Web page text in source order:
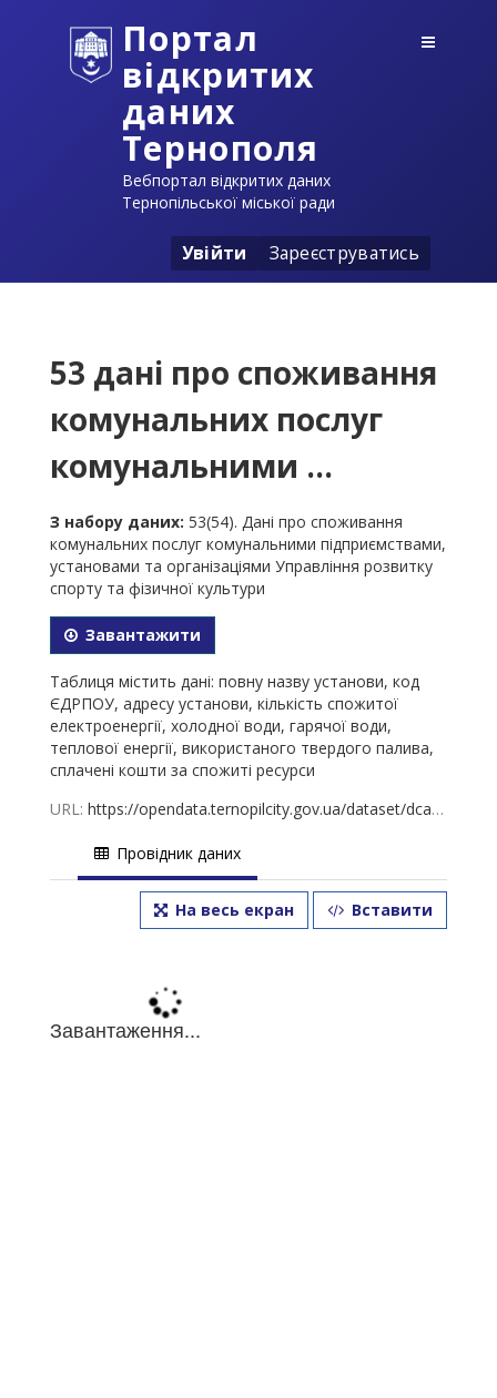
Портал
відкритих
даних
Тернополя
Вебпортал відкритих даних
Тернопільської міської ради
Увійти Зареєструватись
53 дані про споживання
комунальних послуг
комунальними ...
З набору даних: 53(54). Дані про споживання
комунальних послуг комунальними підприємствами,
установами та організаціями Управління розвитку
спорту та фізичної культури
Завантажити
Таблиця містить дані: повну назву установи, код
ЄДРПОУ, адресу установи, кількість спожитої
електроенергії, холодної води, гарячої води,
теплової енергії, використаного твердого палива,
сплачені кошти за спожиті ресурси
URL: https://opendata.ternopilcity.gov.ua/dataset/dca3558b-db0d-4705-af34-7e6120f4576f/resource/2db145c9-2b2a-481b-8101-0fbaa6248d41/download/53-2024-09.12.2024.xlsx
Провідник даних
На весь екран Вставити